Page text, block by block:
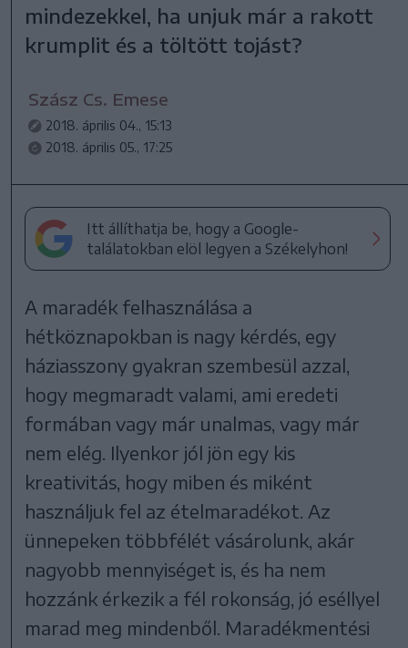
mindezekkel, ha unjuk már a rakott
krumplit és a töltött tojást?
Szász Cs. Emese
2018. április 04., 15:13
2018. április 05., 17:25
Itt állíthatja be, hogy a Google-
találatokban elöl legyen a Székelyhon!
A maradék felhasználása a
hétköznapokban is nagy kérdés, egy
háziasszony gyakran szembesül azzal,
hogy megmaradt valami, ami eredeti
formában vagy már unalmas, vagy már
nem elég. Ilyenkor jól jön egy kis
kreativitás, hogy miben és miként
használjuk fel az ételmaradékot. Az
ünnepeken többfélét vásárolunk, akár
nagyobb mennyiséget is, és ha nem
hozzánk érkezik a fél rokonság, jó eséllyel
marad meg mindenből. Maradékmentési